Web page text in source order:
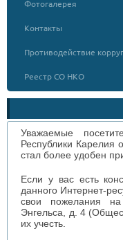
Фотогалерея
Контакты
Противодействие
Реестр СО НКО
Уважаемые
Республики Карелия
стал более удобен
Если у вас есть
данного Интернет-
свои пожелания
Энгельса, д. 4
их учесть.